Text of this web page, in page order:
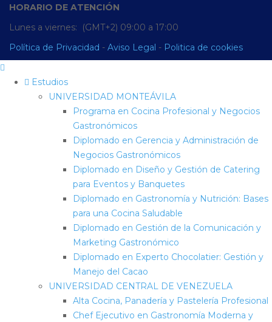
HORARIO DE ATENCIÓN
Lunes a viernes: (GMT+2) 09:00 a 17:00
Política de Privacidad - Aviso Legal - Politica de cookies
Estudios
UNIVERSIDAD MONTEÁVILA
Programa en Cocina Profesional y Negocios
Gastronómicos
Diplomado en Gerencia y Administración de
Negocios Gastronómicos
Diplomado en Diseño y Gestión de Catering
para Eventos y Banquetes
Diplomado en Gastronomía y Nutrición: Bases
para una Cocina Saludable
Diplomado en Gestión de la Comunicación y
Marketing Gastronómico
Diplomado en Experto Chocolatier: Gestión y
Manejo del Cacao
UNIVERSIDAD CENTRAL DE VENEZUELA
Alta Cocina, Panadería y Pastelería Profesional
Chef Ejecutivo en Gastronomía Moderna y